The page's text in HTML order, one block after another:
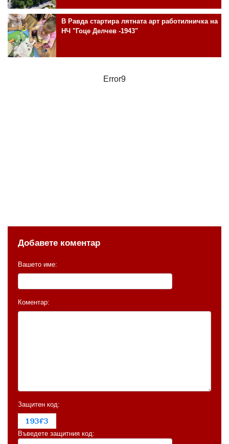
В Равда стартира лятната арт работилничка на
НЧ "Гоце Делчев -1943"
Error9
Добавете коментар
Вашето име:
Коментар:
Защитен код:
Въведете защитния код: